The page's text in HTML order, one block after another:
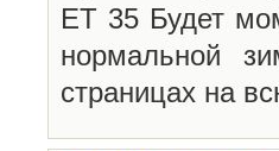
ET 35 Будет
нормальной
страницах на